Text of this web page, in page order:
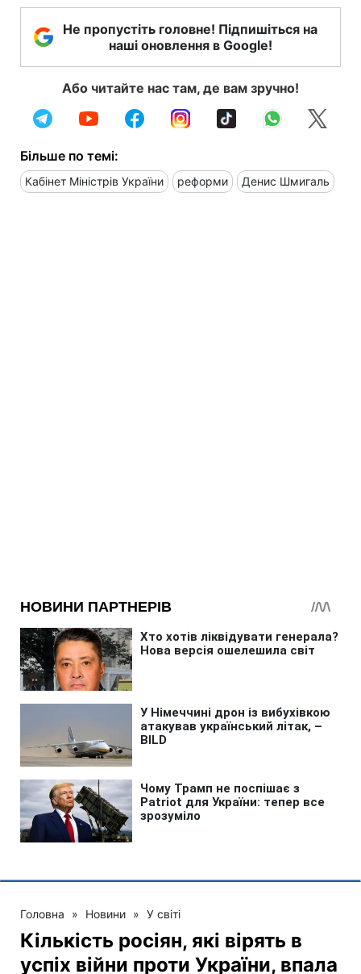
Не пропустіть головне! Підпишіться на
наші оновлення в Google!
Або читайте нас там, де вам зручно!
Більше по темі:
Кабінет Міністрів України реформи Денис Шмигаль
Головна » Новини » У світі
Кількість росіян, які вірять в
успіх війни проти України, впала